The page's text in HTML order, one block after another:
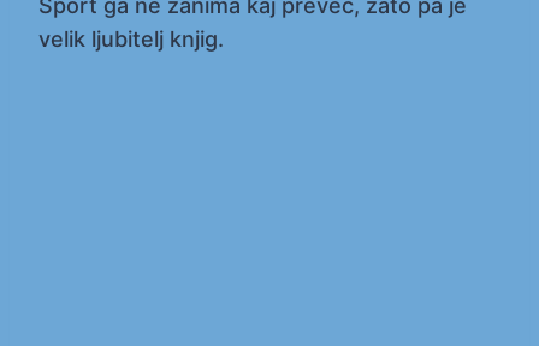
Šport ga ne zanima kaj preveč, zato pa je
velik ljubitelj knjig.